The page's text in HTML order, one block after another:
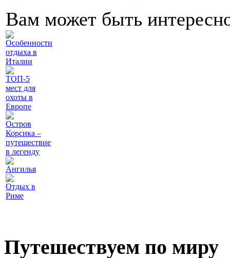
Вам может быть
Особенности
отдыха в
Италии
ТОП-5
мест для
охоты в
Европе
Остров
Корсика –
путешествие
в легенду
Ангилья
Отдых в
Риме
Путешествуем по миру